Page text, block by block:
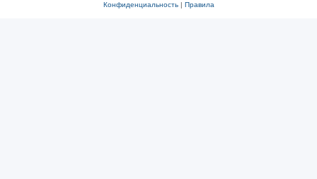
Конфиденциальность| Правила